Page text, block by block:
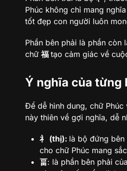
Phúc không chỉ mang
tốt đẹp con người luôn
Phần bên phải là phần
chữ 福 tạo cảm giác về
Ý nghĩa của từng
Để dễ hình dung, chữ Phúc
này thiên về gợi nghĩa, dễ
礻 (thị): là bộ đứng
cho chữ Phúc mang
畐: là phần bên phải